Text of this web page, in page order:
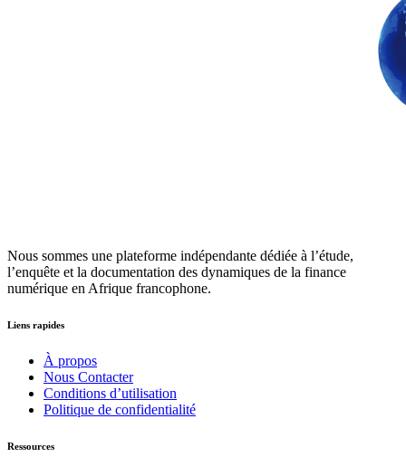
Nous sommes une plateforme indépendante dédiée à l’étude,
l’enquête et la documentation des dynamiques de la finance
numérique en Afrique francophone.
Liens rapides
À propos
Nous Contacter
Conditions d’utilisation
Politique de confidentialité
Ressources